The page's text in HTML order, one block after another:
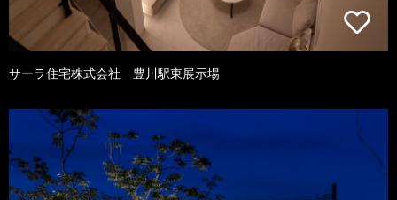
サーラ住宅株式会社 豊川駅東展示場